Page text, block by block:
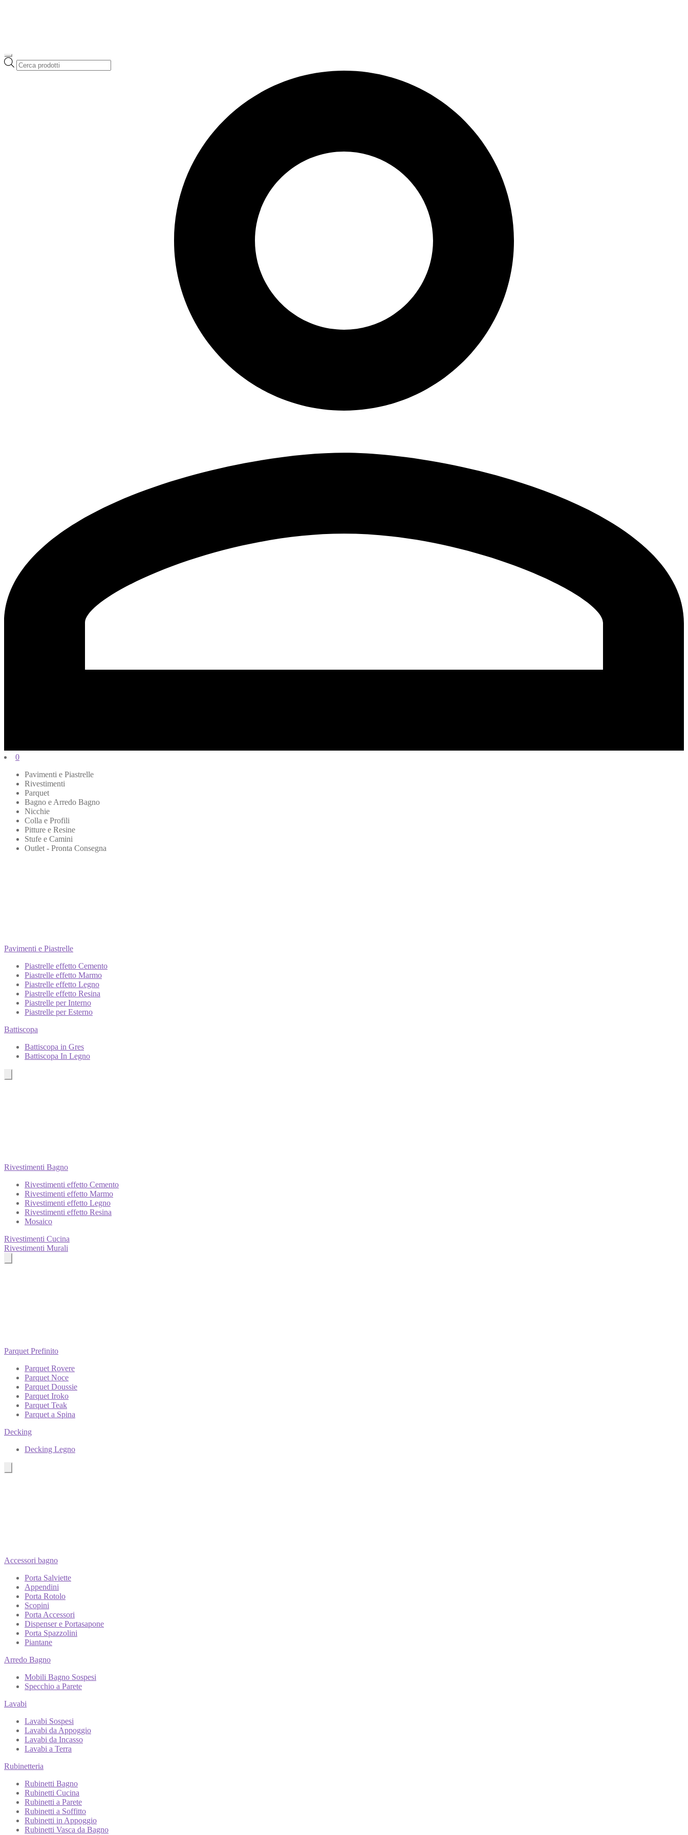
Ricerca
prodotti
0
Pavimenti e Piastrelle
Rivestimenti
Parquet
Bagno e Arredo Bagno
Nicchie
Colla e Profili
Pitture e Resine
Stufe e Camini
Outlet - Pronta Consegna
Pavimenti e Piastrelle
Piastrelle effetto Cemento
Piastrelle effetto Marmo
Piastrelle effetto Legno
Piastrelle effetto Resina
Piastrelle per Interno
Piastrelle per Esterno
Battiscopa
Battiscopa in Gres
Battiscopa In Legno
Rivestimenti Bagno
Rivestimenti effetto Cemento
Rivestimenti effetto Marmo
Rivestimenti effetto Legno
Rivestimenti effetto Resina
Mosaico
Rivestimenti Cucina
Rivestimenti Murali
Parquet Prefinito
Parquet Rovere
Parquet Noce
Parquet Doussie
Parquet Iroko
Parquet Teak
Parquet a Spina
Decking
Decking Legno
Accessori bagno
Porta Salviette
Appendini
Porta Rotolo
Scopini
Porta Accessori
Dispenser e Portasapone
Porta Spazzolini
Piantane
Arredo Bagno
Mobili Bagno Sospesi
Specchio a Parete
Lavabi
Lavabi Sospesi
Lavabi da Appoggio
Lavabi da Incasso
Lavabi a Terra
Rubinetteria
Rubinetti Bagno
Rubinetti Cucina
Rubinetti a Parete
Rubinetti a Soffitto
Rubinetti in Appoggio
Rubinetti Vasca da Bagno